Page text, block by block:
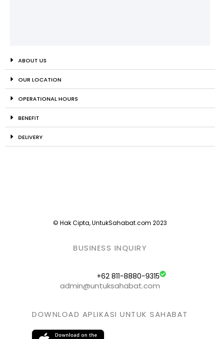
ABOUT US
OUR LOCATION
OPERATIONAL HOURS
BENEFIT
DELIVERY
© Hak Cipta, UntukSahabat.com 2023
BUSINESS INQUIRY
+62 811-8880-9315
admin@untuksahabat.com
DOWNLOAD APLIKASI UNTUK SAHABAT